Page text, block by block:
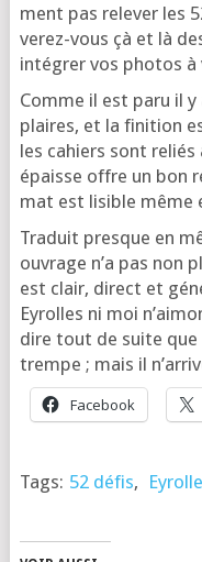
ment pas rele­ver les
ve­rez-vous çà et là
inté­grer vos pho­tos
Comme il est paru il
plaires, et la fini­tion
les cahiers sont
épaisse offre un bon
mat est lisible même
Tra­duit presque en
ouvrage n’a pas non
est clair, direct et
Eyrolles ni moi
dire tout de suite que
trempe ; mais il
Face­book
Tags: 52 défis,